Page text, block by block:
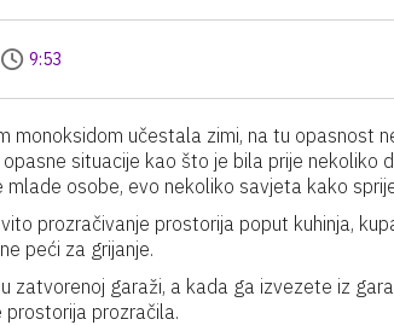
9:53
monoksidom učestala zimi, na tu opasnost
situacije kao što je bila prije nekoliko
mlade osobe, evo nekoliko savjeta kako
prozračivanje prostorija poput kuhinja,
peći za grijanje.
zatvorenoj garaži, a kada ga izvezete iz
prozračila.